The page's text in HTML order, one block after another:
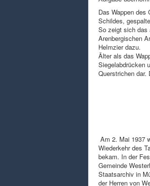
Das Wappen
Schildes,
So zeigt sich das
Arenbergischen
Helmzier dazu.
Älter als das
Siegelabdrücken
Querstrichen dar.
Am 2. Mai 1937
Wiederkehr des
bekam. In der
Gemeinde
Staatsarchiv in
der Herren von